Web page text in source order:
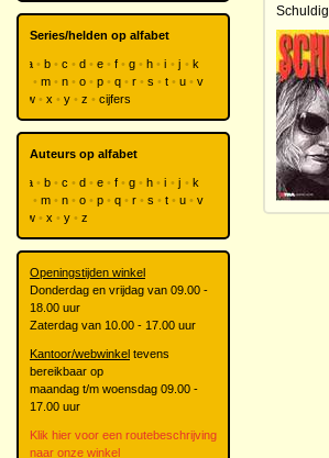
Schuldig
Series/helden op alfabet
a b c d e f g h i j
k
m n o p q r s t u
v
w
x y z cijfers
Auteurs op alfabet
a b c d e f g h i j
k
m n o p q r s t u
v
w
x y z
Openingstijden winkel
Donderdag en vrijdag van 09.00 -
18.00 uur
Zaterdag van 10.00 - 17.00 uur
Kantoor/webwinkel tevens
bereikbaar op
maandag t/m woensdag 09.00 -
17.00 uur
Klik hier voor een routebeschrijving
naar onze winkel